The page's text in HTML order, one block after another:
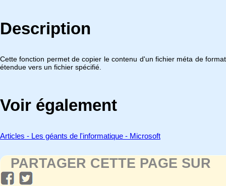
Description
Cette fonction permet de copier le contenu d'un fichier méta de format
étendue vers un fichier spécifié.
Voir également
Articles - Les géants de l'informatique - Microsoft
PARTAGER CETTE PAGE SUR